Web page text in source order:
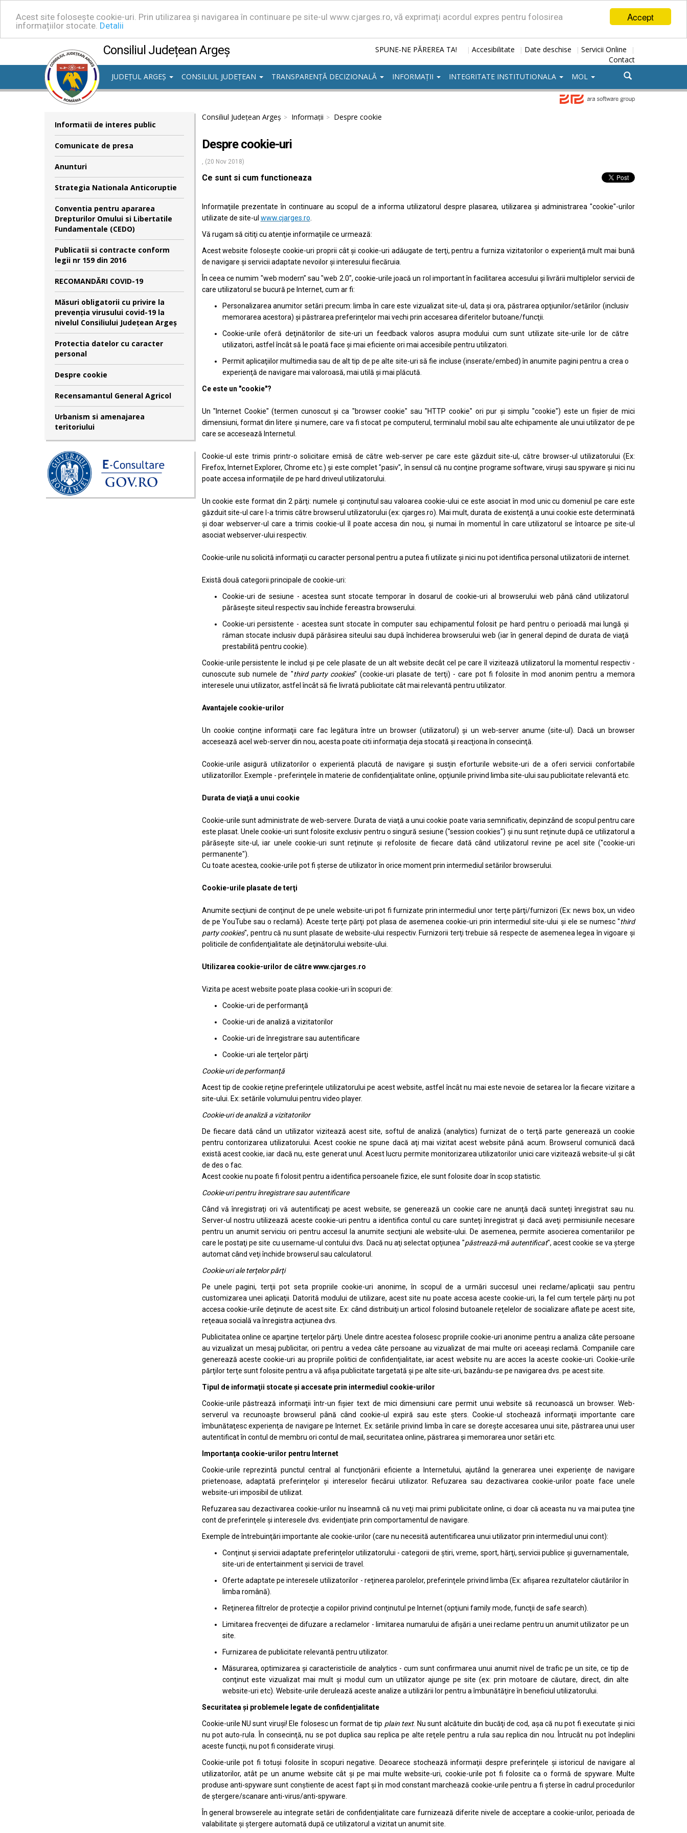
Accept
Acest site folosește cookie-uri. Prin utilizarea și navigarea în continuare pe site-ul www.cjarges.ro, vă exprimați acordul expres pentru folosirea
informațiilor stocate. Detalii
Consiliul Județean Argeș SPUNE-NE PĂREREA TA! | Accesibilitate | Date deschise | Servicii Online |
Contact
JUDEȚUL ARGEȘ
CONSILIUL JUDEȚEAN TRANSPARENȚĂ DECIZIONALĂ INFORMAȚII INTEGRITATE INSTITUTIONALA MOL
Informatii de interes public
Comunicate de presa
Anunturi
Strategia Nationala Anticoruptie
Conventia pentru apararea
Drepturilor Omului si Libertatile
Fundamentale (CEDO)
Publicatii si contracte conform
legii nr 159 din 2016
RECOMANDĂRI COVID-19
Măsuri obligatorii cu privire la
prevenția virusului covid-19 la
nivelul Consiliului Județean Argeș
Protectia datelor cu caracter
personal
Despre cookie
Recensamantul General Agricol
Urbanism si amenajarea
teritoriului
Consiliul Județean Argeș Informații Despre cookie
Despre cookie-uri
, (20 Nov 2018)
Ce sunt si cum functioneaza
Informaţiile prezentate în continuare au scopul de a informa utilizatorul despre plasarea, utilizarea şi administrarea "cookie"-urilor
utilizate de site-ul www.cjarges.ro
Vă rugam să citiţi cu atenţie informaţiile ce urmează:
Acest website foloseşte cookie-uri proprii cât şi cookie-uri adăugate de terţi, pentru a furniza vizitatorilor o experienţă mult mai bună
de navigare şi servicii adaptate nevoilor şi interesului fiecăruia.
În ceea ce numim "web modern" sau "web 2.0", cookie-urile joacă un rol important în facilitarea accesului şi livrării multiplelor servicii de
care utilizatorul se bucură pe Internet, cum ar fi:
Personalizarea anumitor setări precum: limba în care este vizualizat site-ul, data şi ora, păstrarea opţiunilor/setărilor (inclusiv
memorarea acestora) şi păstrarea preferinţelor mai vechi prin accesarea diferitelor butoane/funcţii.
Cookie-urile oferă deţinătorilor de site-uri un feedback valoros asupra modului cum sunt utilizate site-urile lor de către
utilizatori, astfel încât să le poată face şi mai eficiente ori mai accesibile pentru utilizatori.
Permit aplicaţiilor multimedia sau de alt tip de pe alte site-uri să fie incluse (inserate/embed) în anumite pagini pentru a crea o
experienţă de navigare mai valoroasă, mai utilă şi mai plăcută.
Ce este un "cookie"?
Un "Internet Cookie" (termen cunoscut şi ca "browser cookie" sau "HTTP cookie" ori pur şi simplu "cookie") este un fişier de mici
dimensiuni, format din litere şi numere, care va fi stocat pe computerul, terminalul mobil sau alte echipamente ale unui utilizator de pe
care se accesează Internetul.
Cookie-ul este trimis printr-o solicitare emisă de către web-server pe care este găzduit site-ul, către browser-ul utilizatorului (Ex:
Firefox, Internet Explorer, Chrome etc.) şi este complet "pasiv", în sensul că nu conţine programe software, viruşi sau spyware şi nici nu
poate accesa informaţiile de pe hard driveul utilizatorului.
Un cookie este format din 2 părţi: numele şi conţinutul sau valoarea cookie-ului ce este asociat în mod unic cu domeniul pe care este
găzduit site-ul care l-a trimis către browserul utilizatorului (ex: cjarges.ro). Mai mult, durata de existenţă a unui cookie este determinată
şi doar webserver-ul care a trimis cookie-ul îl poate accesa din nou, şi numai în momentul în care utilizatorul se întoarce pe site-ul
asociat webserver-ului respectiv.
Cookie-urile nu solicită informaţii cu caracter personal pentru a putea fi utilizate şi nici nu pot identifica personal utilizatorii de internet.
Există două categorii principale de cookie-uri:
Cookie-uri de sesiune - acestea sunt stocate temporar în dosarul de cookie-uri al browserului web până când utilizatorul
părăseşte siteul respectiv sau închide fereastra browserului.
Cookie-uri persistente - acestea sunt stocate în computer sau echipamentul folosit pe hard pentru o perioadă mai lungă şi
răman stocate inclusiv după părăsirea siteului sau după închiderea browserului web (iar în general depind de durata de viaţă
prestabilită pentru cookie).
Cookie-urile persistente le includ şi pe cele plasate de un alt website decât cel pe care îl vizitează utilizatorul la momentul respectiv -
cunoscute sub numele de "third party cookies" (cookie-uri plasate de terţi) - care pot fi folosite în mod anonim pentru a memora
interesele unui utilizator, astfel încât să fie livrată publicitate cât mai relevantă pentru utilizator.
Avantajele cookie-urilor
Un cookie conţine informaţii care fac legătura între un browser (utilizatorul) şi un web-server anume (site-ul). Dacă un browser
accesează acel web-server din nou, acesta poate citi informaţia deja stocată şi reacţiona în consecinţă.
Cookie-urile asigură utilizatorilor o experientă placută de navigare şi susţin eforturile website-uri de a oferi servicii confortabile
utilizatorillor. Exemple - preferinţele în materie de confidenţialitate online, opţiunile privind limba site-ului sau publicitate relevantă etc.
Durata de viaţă a unui cookie
Cookie-urile sunt administrate de web-servere. Durata de viaţă a unui cookie poate varia semnificativ, depinzând de scopul pentru care
este plasat. Unele cookie-uri sunt folosite exclusiv pentru o singură sesiune ("session cookies") şi nu sunt reţinute după ce utilizatorul a
părăseşte site-ul, iar unele cookie-uri sunt reţinute şi refolosite de fiecare dată când utilizatorul revine pe acel site ("cookie-uri
permanente").
Cu toate acestea, cookie-urile pot fi şterse de utilizator în orice moment prin intermediul setărilor browserului.
Cookie-urile plasate de terţi
Anumite secţiuni de conţinut de pe unele website-uri pot fi furnizate prin intermediul unor terţe părţi/furnizori (Ex: news box, un video
de pe YouTube sau o reclamă). Aceste terţe părţi pot plasa de asemenea cookie-uri prin intermediul site-ului şi ele se numesc "third
party cookies", pentru că nu sunt plasate de website-ului respectiv. Furnizorii terţi trebuie să respecte de asemenea legea în vigoare şi
politicile de confidenţialitate ale deţinătorului website-ului.
Utilizarea cookie-urilor de către www.cjarges.ro
Vizita pe acest website poate plasa cookie-uri în scopuri de:
Cookie-uri de performanţă
Cookie-uri de analiză a vizitatorilor
Cookie-uri de înregistrare sau autentificare
Cookie-uri ale terţelor părţi
Cookie-uri de performanţă
Acest tip de cookie reţine preferinţele utilizatorului pe acest website, astfel încât nu mai este nevoie de setarea lor la fiecare vizitare a
site-ului. Ex: setările volumului pentru video player.
Cookie-uri de analiză a vizitatorilor
De fiecare dată când un utilizator vizitează acest site, softul de analiză (analytics) furnizat de o terţă parte generează un cookie
pentru contorizarea utilizatorului. Acest cookie ne spune dacă aţi mai vizitat acest website până acum. Browserul comunică dacă
există acest cookie, iar dacă nu, este generat unul. Acest lucru permite monitorizarea utilizatorilor unici care vizitează website-ul şi cât
de des o fac.
Acest cookie nu poate fi folosit pentru a identifica persoanele fizice, ele sunt folosite doar în scop statistic.
Cookie-uri pentru înregistrare sau autentificare
Când vă înregistraţi ori vă autentificaţi pe acest website, se generează un cookie care ne anunţă dacă sunteţi înregistrat sau nu.
Server-ul nostru utilizează aceste cookie-uri pentru a identifica contul cu care sunteţi înregistrat şi dacă aveţi permisiunile necesare
pentru un anumit serviciu ori pentru accesul la anumite secţiuni ale website-ului. De asemenea, permite asocierea comentariilor pe
care le postaţi pe site cu username-ul contului dvs. Dacă nu aţi selectat opţiunea "păstrează-mă autentificat", acest cookie se va şterge
automat când veţi închide browserul sau calculatorul.
Cookie-uri ale terţelor părţi
Pe unele pagini, terţii pot seta propriile cookie-uri anonime, în scopul de a urmări succesul unei reclame/aplicaţii sau pentru
customizarea unei aplicaţii. Datorită modului de utilizare, acest site nu poate accesa aceste cookie-uri, la fel cum terţele părţi nu pot
accesa cookie-urile deţinute de acest site. Ex: când distribuiţi un articol folosind butoanele reţelelor de socializare aflate pe acest site,
reţeaua socială va înregistra acţiunea dvs.
Publicitatea online ce aparţine terţelor părţi. Unele dintre acestea folosesc propriile cookie-uri anonime pentru a analiza câte persoane
au vizualizat un mesaj publicitar, ori pentru a vedea câte persoane au vizualizat de mai multe ori aceeaşi reclamă. Companiile care
generează aceste cookie-uri au propriile politici de confidenţialitate, iar acest website nu are acces la aceste cookie-uri. Cookie-urile
părţilor terţe sunt folosite pentru a vă afişa publicitate targetată şi pe alte site-uri, bazându-se pe navigarea dvs. pe acest site.
Tipul de informaţii stocate şi accesate prin intermediul cookie-urilor
Cookie-urile păstrează informaţii într-un fişier text de mici dimensiuni care permit unui website să recunoască un browser. Web-
serverul va recunoaşte browserul până când cookie-ul expiră sau este şters. Cookie-ul stochează informaţii importante care
îmbunătaţesc experienţa de navigare pe Internet. Ex: setările privind limba în care se doreşte accesarea unui site, păstrarea unui user
autentificat în contul de membru ori contul de mail, securitatea online, păstrarea şi memorarea unor setări etc.
Importanţa cookie-urilor pentru Internet
Cookie-urile reprezintă punctul central al funcţionării eficiente a Internetului, ajutând la generarea unei experienţe de navigare
prietenoase, adaptată preferinţelor şi intereselor fiecărui utilizator. Refuzarea sau dezactivarea cookie-urilor poate face unele
website-uri imposibil de utilizat.
Refuzarea sau dezactivarea cookie-urilor nu înseamnă că nu veţi mai primi publicitate online, ci doar că aceasta nu va mai putea ţine
cont de preferinţele şi interesele dvs. evidenţiate prin comportamentul de navigare.
Exemple de întrebuinţări importante ale cookie-urilor (care nu necesită autentificarea unui utilizator prin intermediul unui cont):
Conţinut şi servicii adaptate preferinţelor utilizatorului - categorii de ştiri, vreme, sport, hărţi, servicii publice şi guvernamentale,
site-uri de entertainment şi servicii de travel.
Oferte adaptate pe interesele utilizatorilor - reţinerea parolelor, preferinţele privind limba (Ex: afişarea rezultatelor căutărilor în
limba română).
Reţinerea filtrelor de protecţie a copiilor privind conţinutul pe Internet (opţiuni family mode, funcţii de safe search).
Limitarea frecvenţei de difuzare a reclamelor - limitarea numarului de afişări a unei reclame pentru un anumit utilizator pe un
site.
Furnizarea de publicitate relevantă pentru utilizator.
Măsurarea, optimizarea şi caracteristicile de analytics - cum sunt confirmarea unui anumit nivel de trafic pe un site, ce tip de
conţinut este vizualizat mai mult şi modul cum un utilizator ajunge pe site (ex: prin motoare de căutare, direct, din alte
website-uri etc). Website-urile derulează aceste analize a utilizării lor pentru a îmbunătăţire în beneficiul utilizatorului.
Securitatea şi problemele legate de confidenţialitate
Cookie-urile NU sunt viruşi! Ele folosesc un format de tip plain text. Nu sunt alcătuite din bucăţi de cod, aşa că nu pot fi executate şi nici
nu pot auto-rula. În consecinţă, nu se pot duplica sau replica pe alte reţele pentru a rula sau replica din nou. Întrucât nu pot îndeplini
aceste funcţii, nu pot fi considerate viruşi.
Cookie-urile pot fi totuşi folosite în scopuri negative. Deoarece stochează informaţii despre preferinţele şi istoricul de navigare al
utilizatorilor, atât pe un anume website cât şi pe mai multe website-uri, cookie-urile pot fi folosite ca o formă de spyware. Multe
produse anti-spyware sunt conştiente de acest fapt şi în mod constant marchează cookie-urile pentru a fi şterse în cadrul procedurilor
de ştergere/scanare anti-virus/anti-spyware.
În general browserele au integrate setări de confidenţialitate care furnizează diferite nivele de acceptare a cookie-urilor, perioada de
valabilitate şi ştergere automată după ce utilizatorul a vizitat un anumit site.